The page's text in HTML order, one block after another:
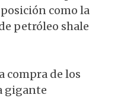
como la
petróleo shale
compra de los
gigante